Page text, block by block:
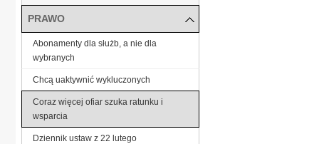
PRAWO
Abonamenty dla służb, a nie dla
wybranych
Chcą uaktywnić wykluczonych
Coraz więcej ofiar szuka ratunku i
wsparcia
Dziennik ustaw z 22 lutego